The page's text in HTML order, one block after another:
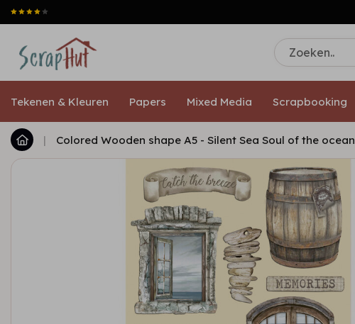
Tekenen & Kleuren Papers Mixed Media Scrapbooking
| Colored Wooden shape A5 - Silent Sea Soul of the ocean